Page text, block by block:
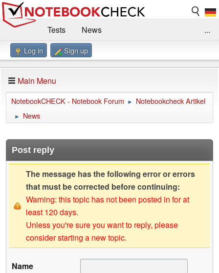
Tests
News
Benchmarks / Technik
Forum
Impressum
...
Log in Sign up
Main Menu
NotebookCHECK - Notebook Forum ► Notebookcheck Artikel
► News
Post reply
The message has the following error or errors
that must be corrected before continuing:
Warning: this topic has not been posted in for at
least 120 days.
Unless you're sure you want to reply, please
consider starting a new topic.
Name